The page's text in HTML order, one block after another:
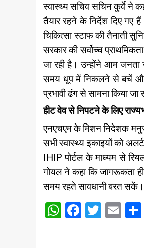
स्वास्थ्य सचिव सचिन कुर्वे ने
तैयार रहने के निर्देश दिए गए
चिकित्सा स्टाफ की तैनाती
सरकार की सर्वोच्च
जा रही है। उन्होंने आम जनता से
समय धूप में निकलने से बचें और
प्रभावी ढंग से सामना किया
हीट वेव से निपटने के लिए
एनएचएम के मिशन निदेशक मनुज
सभी स्वास्थ्य इकाइयों को
IHIP पोर्टल के माध्यम से
गोयल ने कहा कि जागरूकता
समय रहते सावधानी बरत सकें।
WhatsApp
Facebook
Twitter